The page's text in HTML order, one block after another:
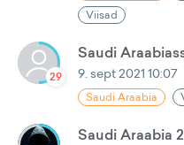
Viisad
29
Saudi
9. sept 2021 10:07
Saudi Araabia
Saudi Araabia